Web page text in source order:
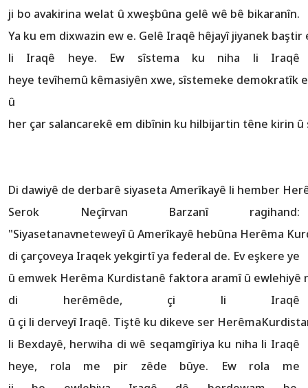
ji bo avakirina welat û xweşbûna gelê wê bê bikaranîn.
Ya ku em dixwazin ew e. Gelê Iraqê hêjayî jiyanek baştir
li Iraqê heye. Ew sîstema ku niha li Iraqê
heye tevîhemû kêmasiyên xwe, sîstemeke demokratîk e
û
her çar salancarekê em dibînin ku hilbijartin têne kirin
Di dawiyê de derbarê siyaseta Amerîkayê li hember
Serok Neçîrvan Barzanî ragihand:
"Siyasetanavneteweyî û Amerîkayê hebûna Herêma
di çarçoveya Iraqek yekgirtî ya federal de. Ev eşkere ye
û emwek Herêma Kurdistanê faktora aramî û ewlehiyê
di herêmêde, çi li Iraqê
û çi li derveyî Iraqê. Tiştê ku dikeve ser
li Bexdayê, herwiha di wê seqamgîriya ku niha li Iraqê
heye, rola me pir zêde bûye. Ew rola me